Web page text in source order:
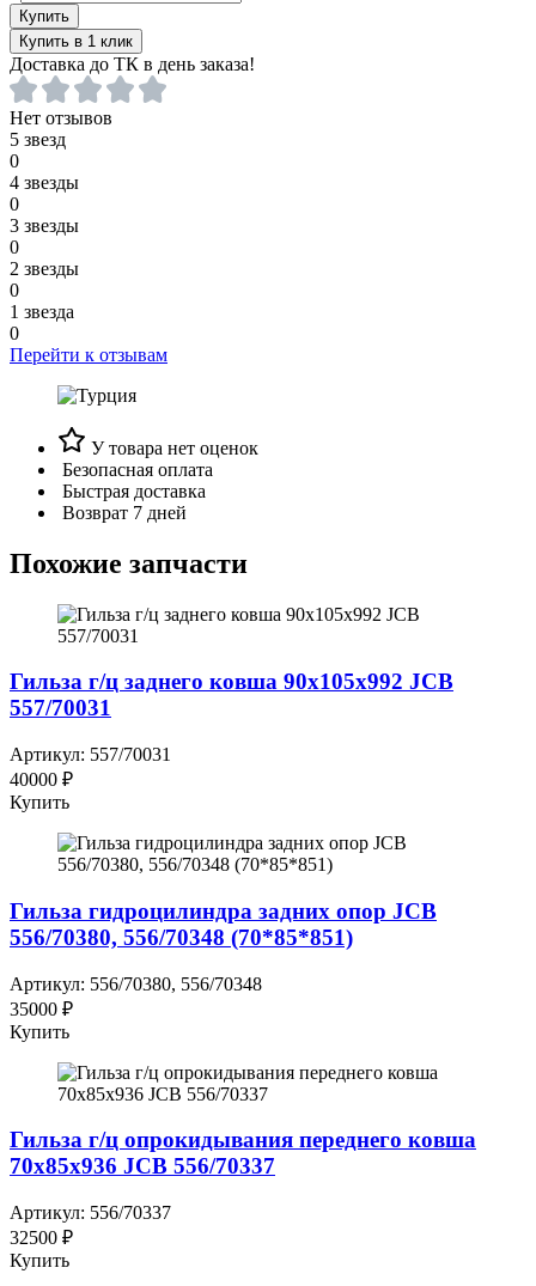
Купить
Купить в 1 клик
Доставка до ТК в день заказа!
Нет отзывов
5 звезд
0
4 звезды
0
3 звезды
0
2 звезды
0
1 звезда
0
Перейти к отзывам
У товара нет оценок
Безопасная оплата
Быстрая доставка
Возврат 7 дней
Похожие запчасти
Гильза г/ц заднего ковша 90x105x992 JCB
557/70031
Артикул: 557/70031
40000 ₽
Купить
Гильза гидроцилиндра задних опор JCB
556/70380, 556/70348 (70*85*851)
Артикул: 556/70380, 556/70348
35000 ₽
Купить
Гильза г/ц опрокидывания переднего ковша
70x85x936 JCB 556/70337
Артикул: 556/70337
32500 ₽
Купить